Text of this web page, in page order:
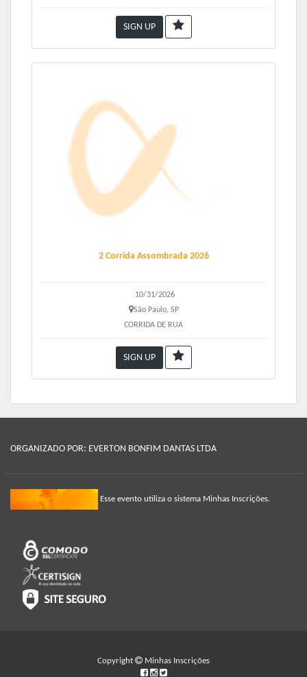
SIGN UP
2 Corrida Assombrada 2026
10/31/2026
São Paulo, SP
CORRIDA DE RUA
SIGN UP
ORGANIZADO POR: EVERTON BONFIM DANTAS LTDA
Esse evento utiliza o sistema Minhas Inscrições.
Copyright Minhas Inscrições